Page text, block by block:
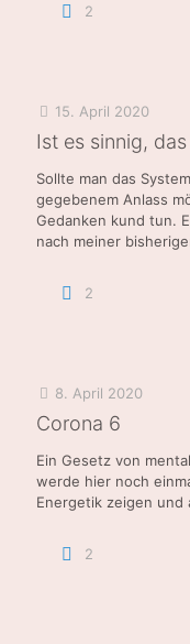
2
15. April 2020
Ist es sinnig, das
Sollte man das
gegebenem Anlass
Gedanken kund tun.
nach meiner
2
8. April 2020
Corona 6
Ein Gesetz von
werde hier noch
Energetik zeigen und
2